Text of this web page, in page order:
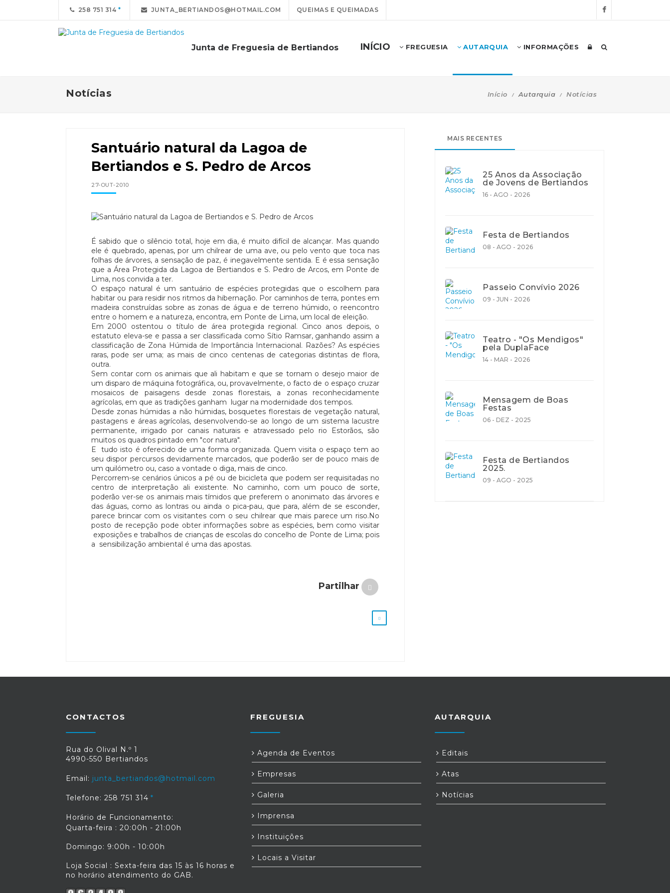
258 751 314 JUNTA_BERTIANDOS@HOTMAIL.COM QUEIMAS E QUEIMADAS
Junta de Freguesia de Bertiandos INÍCIO FREGUESIA AUTARQUIA INFORMAÇÕES
Notícias Início Autarquia Notícias
Santuário natural da Lagoa de
Bertiandos e S. Pedro de Arcos
27-OUT-2010
É sabido que o silêncio total, hoje em dia, é muito difícil de alcançar. Mas quando
ele é quebrado, apenas, por um chilrear de uma ave, ou pelo vento que toca nas
folhas de árvores, a sensação de paz, é inegavelmente sentida. E é essa sensação
que a Área Protegida da Lagoa de Bertiandos e S. Pedro de Arcos, em Ponte de
Lima, nos convida a ter.
O espaço natural é um santuário de espécies protegidas que o escolhem para
habitar ou para residir nos ritmos da hibernação. Por caminhos de terra, pontes em
madeira construídas sobre as zonas de água e de terreno húmido, o reencontro
entre o homem e a natureza, encontra, em Ponte de Lima, um local de eleição.
Em 2000 ostentou o título de área protegida regional. Cinco anos depois, o
estatuto eleva-se e passa a ser classificada como Sítio Ramsar, ganhando assim a
classificação de Zona Húmida de Importância Internacional. Razões? As espécies
raras, pode ser uma; as mais de cinco centenas de categorias distintas de flora,
outra.
Sem contar com os animais que ali habitam e que se tornam o desejo maior de
um disparo de máquina fotográfica, ou, provavelmente, o facto de o espaço cruzar
mosaicos de paisagens desde zonas florestais, a zonas reconhecidamente
agrícolas, em que as tradições ganham lugar na modernidade dos tempos.
Desde zonas húmidas a não húmidas, bosquetes florestais de vegetação natural,
pastagens e áreas agrícolas, desenvolvendo-se ao longo de um sistema lacustre
permanente, irrigado por canais naturais e atravessado pelo rio Estorãos, são
muitos os quadros pintado em "cor natura".
E tudo isto é oferecido de uma forma organizada. Quem visita o espaço tem ao
seu dispor percursos devidamente marcados, que poderão ser de pouco mais de
um quilómetro ou, caso a vontade o diga, mais de cinco.
Percorrem-se cenários únicos a pé ou de bicicleta que podem ser requisitadas no
centro de interpretação ali existente. No caminho, com um pouco de sorte,
poderão ver-se os animais mais tímidos que preferem o anonimato das árvores e
das águas, como as lontras ou ainda o pica-pau, que para, além de se esconder,
parece brincar com os visitantes com o seu chilrear que mais parece um riso.No
posto de recepção pode obter informações sobre as espécies, bem como visitar
exposições e trabalhos de crianças de escolas do concelho de Ponte de Lima; pois
a sensibilização ambiental é uma das apostas.
Partilhar
MAIS RECENTES
25 Anos da Associação
de Jovens de Bertiandos
16 - AGO - 2026
Festa de Bertiandos
08 - AGO - 2026
Passeio Convívio 2026
09 - JUN - 2026
Teatro - "Os Mendigos"
pela DuplaFace
14 - MAR - 2026
Mensagem de Boas
Festas
06 - DEZ - 2025
Festa de Bertiandos
2025.
09 - AGO - 2025
CONTACTOS
Rua do Olival N.º 1
4990-550 Bertiandos
Email: junta_bertiandos@hotmail.com
Telefone: 258 751 314
Horário de Funcionamento:
Quarta-feira : 20:00h - 21:00h
Domingo: 9:00h - 10:00h
Loja Social : Sexta-feira das 15 às 16 horas e
no horário atendimento do GAB.
FREGUESIA
Agenda de Eventos
Empresas
Galeria
Imprensa
Instituições
Locais a Visitar
AUTARQUIA
Editais
Atas
Notícias